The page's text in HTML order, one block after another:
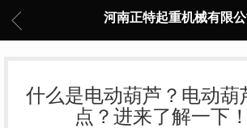
河南正特起重机械有限公
什么是电动葫芦？电动葫
点？进来了解一下